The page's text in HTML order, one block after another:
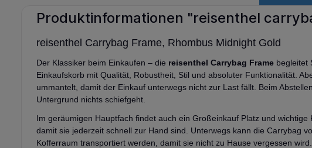
Produktinformationen "reisenthel
reisenthel Carrybag Frame, Rhombus Midnight Gold
Der Klassiker beim Einkaufen – die reisenthel Carrybag Frame begleitet
Einkaufskorb mit Qualität, Robustheit, Stil und absoluter Funktionalität.
ummantelt, damit der Einkauf unterwegs nicht zur Last fällt. Beim
Untergrund nichts schiefgeht.
Im geräumigen Hauptfach findet auch ein Großeinkauf Platz und
damit sie jederzeit schnell zur Hand sind. Unterwegs kann die Carrybag
Kofferraum transportiert werden, damit sie nicht zu Hause vergessen wird.